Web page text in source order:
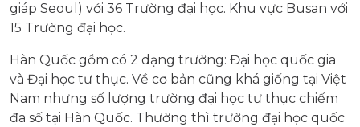
giáp Seoul) với 36 Trường đại học. Khu vực Busan với
15 Trường đại học.
Hàn Quốc gồm có 2 dạng trường: Đại học quốc gia
và Đại học tư thục. Về cơ bản cũng khá giống tại Việt
Nam nhưng số lượng trường đại học tư thục chiếm
đa số tại Hàn Quốc. Thường thì trường đại học quốc